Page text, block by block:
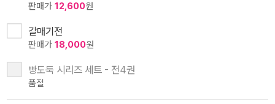
판매가 12,600원
갈매기전
판매가 18,000원
빵도둑 시리즈 세트 - 전4권
품절